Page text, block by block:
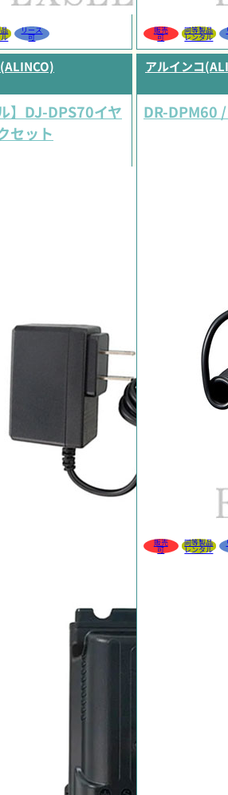
リース
可
販売
可
同等製品
レンタル
】DJ-DPS70イヤ
セット
アルインコ
DR-DPM60
販売
可
同等製品
レンタル